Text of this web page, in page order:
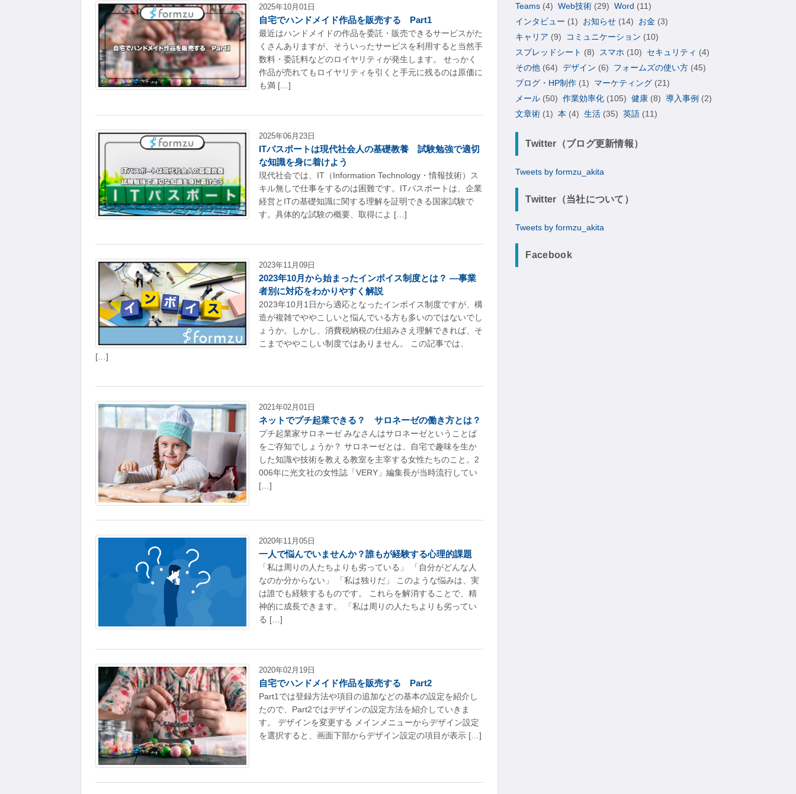
2025年10月01日
自宅でハンドメイド作品を販売する Part1
最近はハンドメイドの作品を委託・販売できるサービスがた
くさんありますが、そういったサービスを利用すると当然手
数料・委託料などのロイヤリティが発生します。 せっかく
作品が売れてもロイヤリティを引くと手元に残るのは原価に
も満 […]
2025年06月23日
ITパスポートは現代社会人の基礎教養 試験勉強で適切
な知識を身に着けよう
現代社会では、IT（Information Technology・情報技術）ス
キル無しで仕事をするのは困難です。ITパスポートは、企業
経営とITの基礎知識に関する理解を証明できる国家試験で
す。具体的な試験の概要、取得によ […]
2023年11月09日
2023年10月から始まったインボイス制度とは？ ―事業
者別に対応をわかりやすく解説
2023年10月1日から適応となったインボイス制度ですが、構
造が複雑でややこしいと悩んでいる方も多いのではないでし
ょうか。しかし、消費税納税の仕組みさえ理解できれば、そ
こまでややこしい制度ではありません。 この記事では、
[…]
2021年02月01日
ネットでプチ起業できる？ サロネーゼの働き方とは？
プチ起業家サロネーゼ みなさんはサロネーゼということば
をご存知でしょうか？ サロネーゼとは、自宅で趣味を生か
した知識や技術を教える教室を主宰する女性たちのこと。2
006年に光文社の女性誌「VERY」編集長が当時流行してい
[…]
2020年11月05日
一人で悩んでいませんか？誰もが経験する心理的課題
「私は周りの人たちよりも劣っている」 「自分がどんな人
なのか分からない」 「私は独りだ」 このような悩みは、実
は誰でも経験するものです。 これらを解消することで、精
神的に成長できます。 「私は周りの人たちよりも劣ってい
る […]
2020年02月19日
自宅でハンドメイド作品を販売する Part2
Part1では登録方法や項目の追加などの基本の設定を紹介し
たので、Part2ではデザインの設定方法を紹介していきま
す。 デザインを変更する メインメニューからデザイン設定
を選択すると、画面下部からデザイン設定の項目が表示 […]
Teams (4) Web技術 (29) Word (11)
インタビュー (1) お知らせ (14) お金 (3)
キャリア (9) コミュニケーション (10)
スプレッドシート (8) スマホ (10) セキュリティ (4)
その他 (64) デザイン (6) フォームズの使い方 (45)
ブログ・HP制作 (1) マーケティング (21)
メール (50) 作業効率化 (105) 健康 (8) 導入事例 (2)
文章術 (1) 本 (4) 生活 (35) 英語 (11)
Twitter（ブログ更新情報）
Tweets by formzu_akita
Twitter（当社について）
Tweets by formzu_akita
Facebook